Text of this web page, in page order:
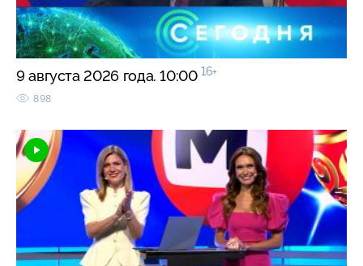
9 августа 2026 года. 10:00 16+
898